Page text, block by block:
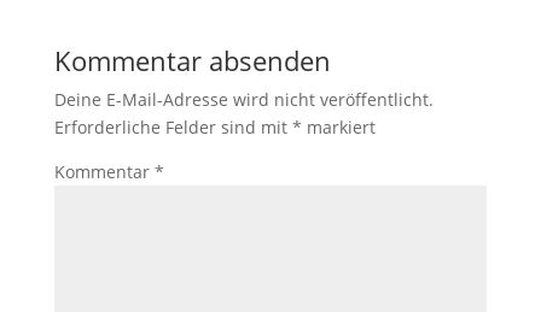
Kommentar absenden
Deine E-Mail-Adresse wird nicht veröffentlicht.
Erforderliche Felder sind mit * markiert
Kommentar *